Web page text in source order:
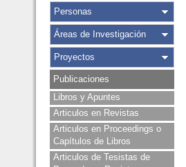
Personas
Áreas de Investigación
Proyectos
Publicaciones
Libros y Apuntes
Articulos en Revistas
Articulos en Proceedings o
Capítulos de Libros
Articulos de Tesistas de